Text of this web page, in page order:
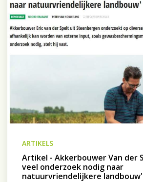
ARTIKELS
Artikel - Akkerbouwer Van der
veel onderzoek nodig naar
natuurvriendelijkere landbouw'